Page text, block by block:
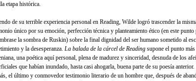
etapa histórica.
de su terrible experiencia personal en Reading, Wilde logró trascender la
único por su emoción, perfección técnica y planteamiento ético (en este punto
la sombra de Ruskin) sobre la final dignidad del ser humano sometido al
y la desesperanza. La balada de la cárcel de Reading supone el punto
una poética aquí personal, plena de madurez y sinceridad, desnuda de los
que habían inundado, hasta casi ahogarla, buena parte de su poesía anterior.
el último y conmovedor testimonio literario de un hombre que, después de